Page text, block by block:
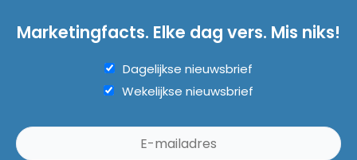
Marketingfacts. Elke dag vers. Mis niks!
Dagelijkse nieuwsbrief
Wekelijkse nieuwsbrief